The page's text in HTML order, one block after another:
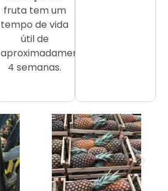
fruta tem um
tempo de vida
útil de
aproximadamente
4 semanas.